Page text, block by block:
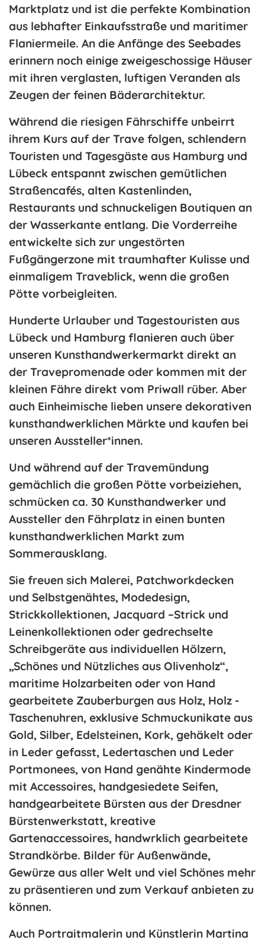
Marktplatz und ist die perfekte Kombination
aus lebhafter Einkaufsstraße und maritimer
Flaniermeile. An die Anfänge des Seebades
erinnern noch einige zweigeschossige Häuser
mit ihren verglasten, luftigen Veranden als
Zeugen der feinen Bäderarchitektur.
Während die riesigen Fährschiffe unbeirrt
ihrem Kurs auf der Trave folgen, schlendern
Touristen und Tagesgäste aus Hamburg und
Lübeck entspannt zwischen gemütlichen
Straßencafés, alten Kastenlinden,
Restaurants und schnuckeligen Boutiquen an
der Wasserkante entlang. Die Vorderreihe
entwickelte sich zur ungestörten
Fußgängerzone mit traumhafter Kulisse und
einmaligem Traveblick, wenn die großen
Pötte vorbeigleiten.
Hunderte Urlauber und Tagestouristen aus
Lübeck und Hamburg flanieren auch über
unseren Kunsthandwerkermarkt direkt an
der Travepromenade oder kommen mit der
kleinen Fähre direkt vom Priwall rüber. Aber
auch Einheimische lieben unsere dekorativen
kunsthandwerklichen Märkte und kaufen bei
unseren Aussteller*innen.
Und während auf der Travemündung
gemächlich die großen Pötte vorbeiziehen,
schmücken ca. 30 Kunsthandwerker und
Aussteller den Fährplatz in einen bunten
kunsthandwerklichen Markt zum
Sommerausklang.
Sie freuen sich Malerei, Patchworkdecken
und Selbstgenähtes, Modedesign,
Strickkollektionen, Jacquard –Strick und
Leinenkollektionen oder gedrechselte
Schreibgeräte aus individuellen Hölzern,
„Schönes und Nützliches aus Olivenholz“,
maritime Holzarbeiten oder von Hand
gearbeitete Zauberburgen aus Holz, Holz -
Taschenuhren, exklusive Schmuckunikate aus
Gold, Silber, Edelsteinen, Kork, gehäkelt oder
in Leder gefasst, Ledertaschen und Leder
Portmonees, von Hand genähte Kindermode
mit Accessoires, handgesiedete Seifen,
handgearbeitete Bürsten aus der Dresdner
Bürstenwerkstatt, kreative
Gartenaccessoires, handwrklich gearbeitete
Strandkörbe. Bilder für Außenwände,
Gewürze aus aller Welt und viel Schönes mehr
zu präsentieren und zum Verkauf anbieten zu
können.
Auch Portraitmalerin und Künstlerin Martina